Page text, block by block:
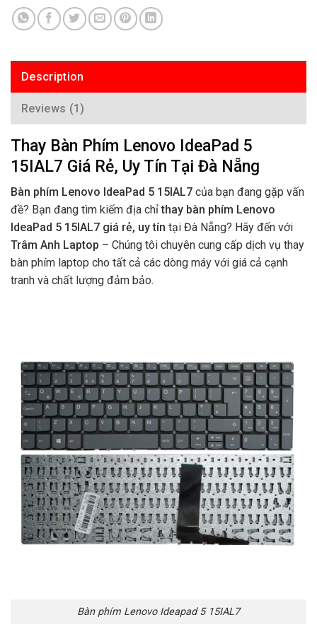
Description
Reviews (1)
Thay Bàn Phím Lenovo IdeaPad 5
15IAL7 Giá Rẻ, Uy Tín Tại Đà Nẵng
Bàn phím Lenovo IdeaPad 5 15IAL7 của bạn đang gặp vấn
đề? Bạn đang tìm kiếm địa chỉthay bàn phím Lenovo
IdeaPad 5 15IAL7 giá rẻ, uy tín tại Đà Nẵng? Hãy đến với
Trâm Anh Laptop – Chúng tôi chuyên cung cấp dịch vụ thay
bàn phím laptop cho tất cả các dòng máy với giá cả cạnh
tranh và chất lượng đảm bảo.
Bàn phím Lenovo Ideapad 5 15IAL7